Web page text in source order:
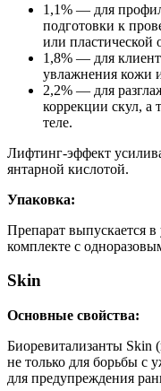
1,1% — для
подготовки к
или пластической
1,8% — для
увлажнения кожи
2,2% — для
коррекции скул, а
теле.
Лифтинг-эффект
янтарной кислотой.
Упаковка:
Препарат выпускается
комплекте с
Skin
Основные свойства:
Биоревитализанты Skin
не только для борьбы
для предупреждения